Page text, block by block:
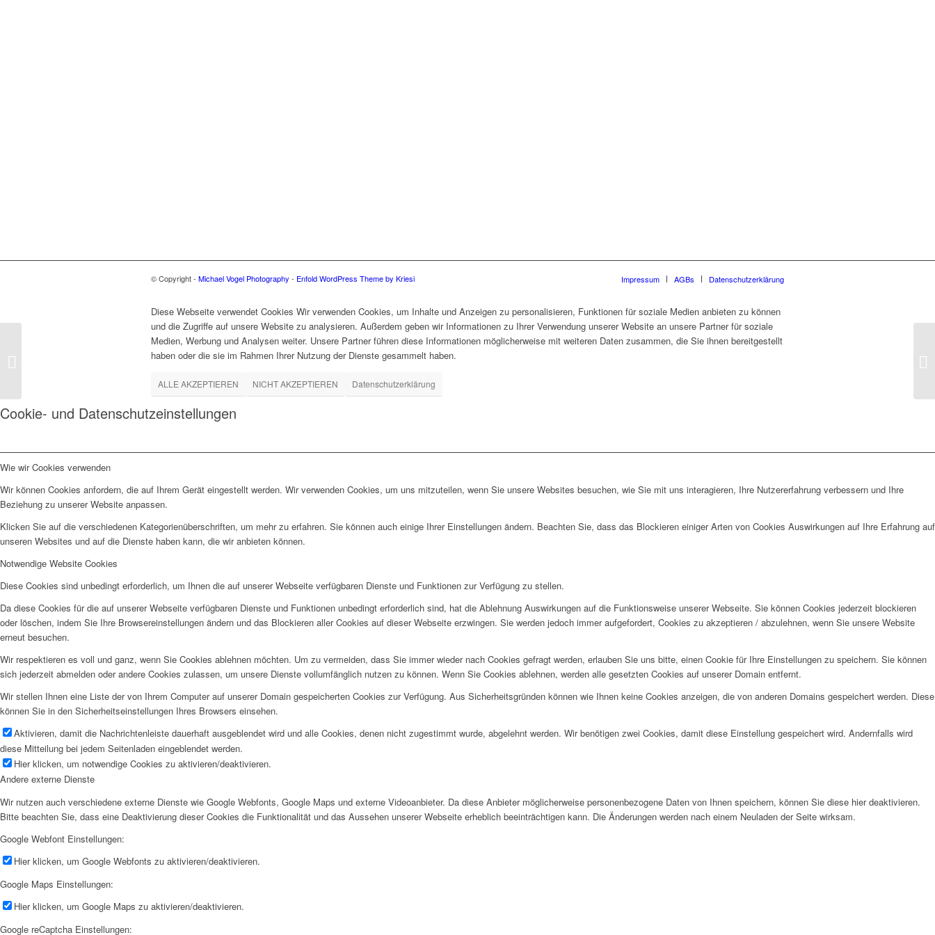
© Copyright - Michael Vogel Photography - Enfold WordPress Theme by Kriesi Impressum AGBs Datenschutzerklärung
Diese Webseite verwendet Cookies Wir verwenden Cookies, um Inhalte und Anzeigen zu personalisieren, Funktionen für soziale Medien anbieten zu können
und die Zugriffe auf unsere Website zu analysieren. Außerdem geben wir Informationen zu Ihrer Verwendung unserer Website an unsere Partner für soziale
Medien, Werbung und Analysen weiter. Unsere Partner führen diese Informationen möglicherweise mit weiteren Daten zusammen, die Sie ihnen bereitgestellt
haben oder die sie im Rahmen Ihrer Nutzung der Dienste gesammelt haben.
ALLE AKZEPTIEREN NICHT AKZEPTIEREN Datenschutzerklärung
Cookie- und Datenschutzeinstellungen
Wie wir Cookies verwenden
Wir können Cookies anfordern, die auf Ihrem Gerät eingestellt werden. Wir verwenden Cookies, um uns mitzuteilen, wenn Sie unsere Websites besuchen, wie Sie mit uns interagieren, Ihre Nutzererfahrung verbessern und Ihre
Beziehung zu unserer Website anpassen.
Klicken Sie auf die verschiedenen Kategorienüberschriften, um mehr zu erfahren. Sie können auch einige Ihrer Einstellungen ändern. Beachten Sie, dass das Blockieren einiger Arten von Cookies Auswirkungen auf Ihre Erfahrung auf
unseren Websites und auf die Dienste haben kann, die wir anbieten können.
Notwendige Website Cookies
Diese Cookies sind unbedingt erforderlich, um Ihnen die auf unserer Webseite verfügbaren Dienste und Funktionen zur Verfügung zu stellen.
Da diese Cookies für die auf unserer Webseite verfügbaren Dienste und Funktionen unbedingt erforderlich sind, hat die Ablehnung Auswirkungen auf die Funktionsweise unserer Webseite. Sie können Cookies jederzeit blockieren
oder löschen, indem Sie Ihre Browsereinstellungen ändern und das Blockieren aller Cookies auf dieser Webseite erzwingen. Sie werden jedoch immer aufgefordert, Cookies zu akzeptieren / abzulehnen, wenn Sie unsere Website
erneut besuchen.
Wir respektieren es voll und ganz, wenn Sie Cookies ablehnen möchten. Um zu vermeiden, dass Sie immer wieder nach Cookies gefragt werden, erlauben Sie uns bitte, einen Cookie für Ihre Einstellungen zu speichern. Sie können
sich jederzeit abmelden oder andere Cookies zulassen, um unsere Dienste vollumfänglich nutzen zu können. Wenn Sie Cookies ablehnen, werden alle gesetzten Cookies auf unserer Domain entfernt.
Wir stellen Ihnen eine Liste der von Ihrem Computer auf unserer Domain gespeicherten Cookies zur Verfügung. Aus Sicherheitsgründen können wie Ihnen keine Cookies anzeigen, die von anderen Domains gespeichert werden. Diese
können Sie in den Sicherheitseinstellungen Ihres Browsers einsehen.
Aktivieren, damit die Nachrichtenleiste dauerhaft ausgeblendet wird und alle Cookies, denen nicht zugestimmt wurde, abgelehnt werden. Wir benötigen zwei Cookies, damit diese Einstellung gespeichert wird. Andernfalls wird
diese Mitteilung bei jedem Seitenladen eingeblendet werden.
Hier klicken, um notwendige Cookies zu aktivieren/deaktivieren.
Andere externe Dienste
Wir nutzen auch verschiedene externe Dienste wie Google Webfonts, Google Maps und externe Videoanbieter. Da diese Anbieter möglicherweise personenbezogene Daten von Ihnen speichern, können Sie diese hier deaktivieren.
Bitte beachten Sie, dass eine Deaktivierung dieser Cookies die Funktionalität und das Aussehen unserer Webseite erheblich beeinträchtigen kann. Die Änderungen werden nach einem Neuladen der Seite wirksam.
Google Webfont Einstellungen:
Hier klicken, um Google Webfonts zu aktivieren/deaktivieren.
Google Maps Einstellungen:
Hier klicken, um Google Maps zu aktivieren/deaktivieren.
Google reCaptcha Einstellungen: